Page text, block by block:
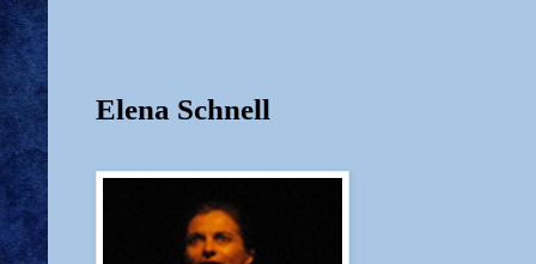
Elena Schnell